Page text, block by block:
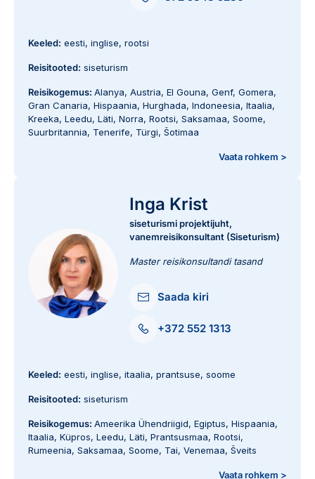
Keeled: eesti, inglise, rootsi
Reisitooted: siseturism
Reisikogemus: Alanya, Austria, El Gouna, Genf, Gomera,
Gran Canaria, Hispaania, Hurghada, Indoneesia, Itaalia,
Kreeka, Leedu, Läti, Norra, Rootsi, Saksamaa, Soome,
Suurbritannia, Tenerife, Türgi, Šotimaa
Vaata rohkem >
Inga Krist
siseturismi projektijuht,
vanemreisikonsultant (Siseturism)
Master reisikonsultandi tasand
Saada kiri
+372 552 1313
Keeled: eesti, inglise, itaalia, prantsuse, soome
Reisitooted: siseturism
Reisikogemus: Ameerika Ühendriigid, Egiptus, Hispaania,
Itaalia, Küpros, Leedu, Läti, Prantsusmaa, Rootsi,
Rumeenia, Saksamaa, Soome, Tai, Venemaa, Šveits
Vaata rohkem >